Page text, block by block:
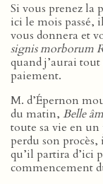
Si vous prenez la
ici le mois passé,
vous donnera et
signis morborum
quand j’aurai
paiement.
M. d’Épernon
du matin, Belle
toute sa vie en un
perdu son
qu’il partira d’ici
commencement